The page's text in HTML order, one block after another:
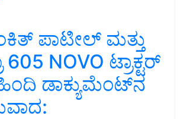
ಪಾಟೀಲ್ ಮತ್ತು
NOVO ಟ್ರಾಕ್ಟರ್
ಡಾಕ್ಯುಮೆಂಟ್‌ನ